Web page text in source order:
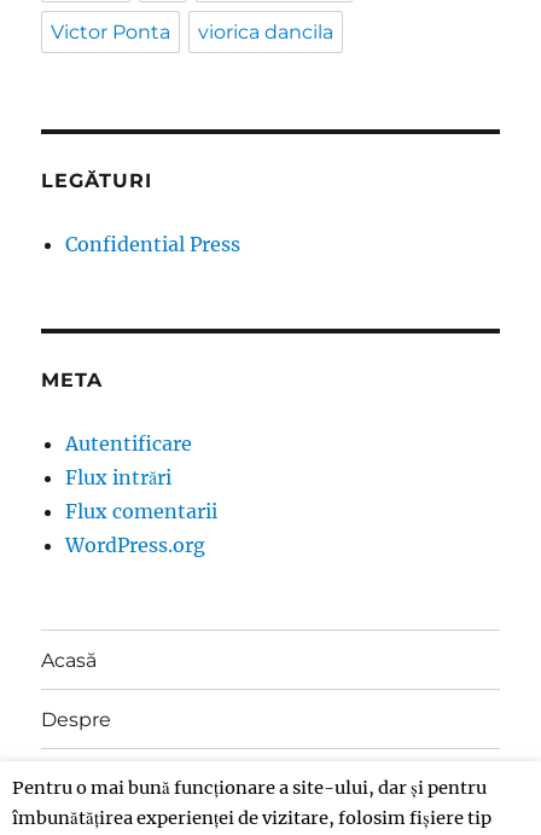
Victor Ponta viorica dancila
LEGĂTURI
Confidential Press
META
Autentificare
Flux intrări
Flux comentarii
WordPress.org
Acasă
Despre
Contact
Pentru o mai bună funcționare a site-ului, dar și pentru
îmbunătățirea experienței de vizitare, folosim fișiere tip